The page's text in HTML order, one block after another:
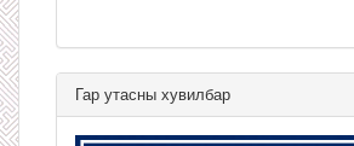
Гар утасны хувилбар